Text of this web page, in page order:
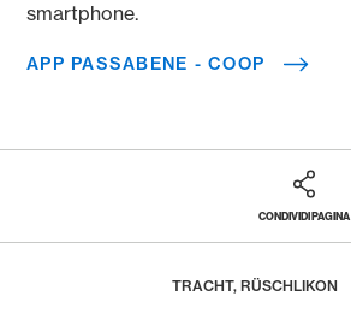
smartphone.
APP PASSABENE - COOP
CONDIVIDI PAGINA
TRACHT, RÜSCHLIKON